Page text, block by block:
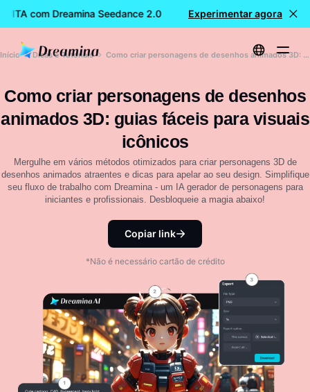
com Dreamina Seedance 2.0 Criação de vídeos
Experimentar agora
Início Dicas e Tutoriais Como criar personagens de desenhos animados 3D: guias fáceis para visuais icônicos
Como criar personagens de desenhos
animados 3D: guias fáceis para visuais
icônicos
Mergulhe em vários métodos otimizados para criar personagens 3D de
desenhos animados atraentes e dicas para apelar ao seu design. Simplifique
seu fluxo de trabalho com Dreamina - um IA gerador de personagens para
iniciantes e profissionais. Desbloqueie a magia abaixo!
Copiar link
*Não é necessário cartão de crédito